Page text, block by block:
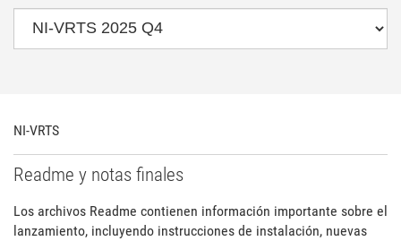
NI-VRTS
Readme y notas finales
Los archivos Readme contienen información importante sobre el
lanzamiento, incluyendo instrucciones de instalación, nuevas